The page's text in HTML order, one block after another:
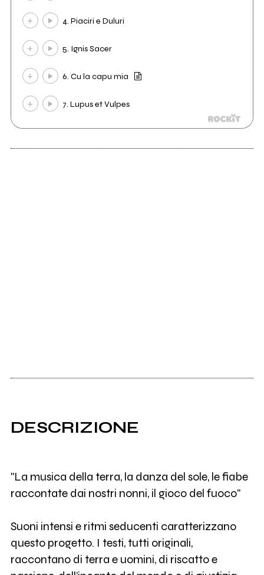
4. Piaciri e Duluri
5. Ignis Sacer
6. Cu la capu mia
7. Lupus et Vulpes
DESCRIZIONE
"La musica della terra, la danza del sole, le fiabe
raccontate dai nostri nonni, il gioco del fuoco"
Suoni intensi e ritmi seducenti caratterizzano
questo progetto. I testi, tutti originali,
raccontano di terra e uomini, di riscatto e